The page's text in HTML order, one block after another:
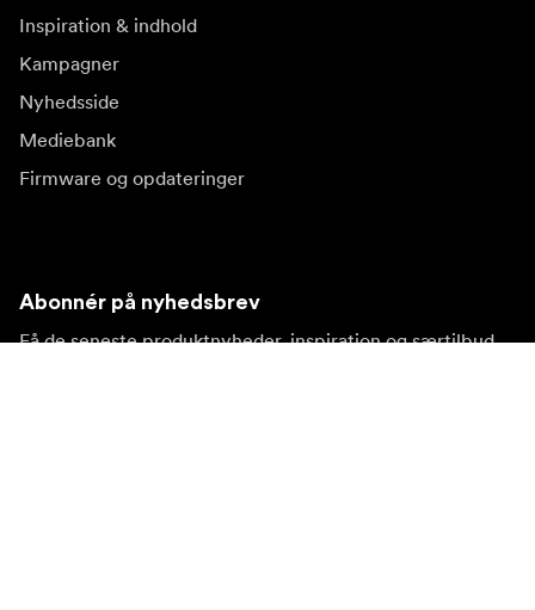
Inspiration & indhold
Kampagner
Nyhedsside
Mediebank
Firmware og opdateringer
Abonnér på nyhedsbrev
Få de seneste produktnyheder, inspiration og særtilbud.